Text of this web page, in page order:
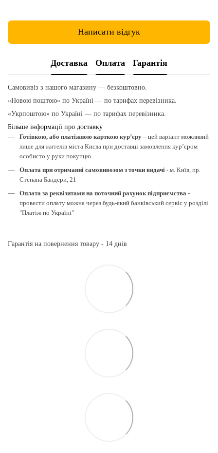
Написати відгук
Доставка Оплата Гарантія
Самовивіз з нашого магазину — безкоштовно.
«Новою поштою» по Україні — по тарифах перевізника.
«Укрпоштою» по Україні — по тарифах перевізника.
Більше інформації про доставку
Готівкою, або платіжною карткою кур’єру – цей варіант можливий
лише для жителів міста Києва при доставці замовлення кур’єром
особисто у руки покупцю.
Оплата при отриманні самовивозом з точки видачі - м. Київ, пр.
Степана Бандери, 21
Оплата за реквізитами на поточний рахунок підприємства -
провести оплату можна через будь-який банківський сервіс у розділі
"Платіж по Україні"
Гарантія на повернення товару - 14 днів